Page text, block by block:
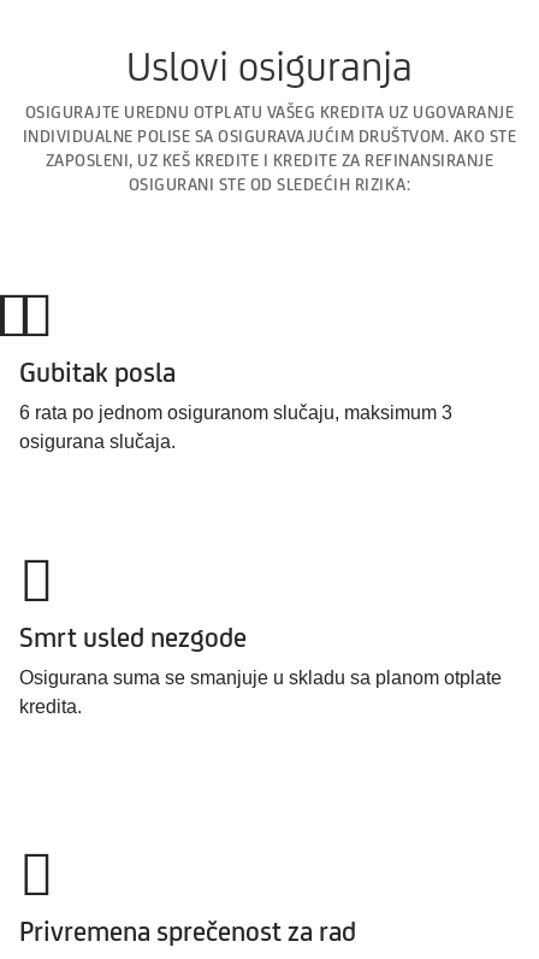
Uslovi osiguranja
OSIGURAJTE UREDNU OTPLATU VAŠEG KREDITA UZ UGOVARANJE
INDIVIDUALNE POLISE SA OSIGURAVAJUĆIM DRUŠTVOM. AKO STE
ZAPOSLENI, UZ KEŠ KREDITE I KREDITE ZA REFINANSIRANJE
OSIGURANI STE OD SLEDEĆIH RIZIKA:
Gubitak posla
6 rata po jednom osiguranom slučaju, maksimum 3
osigurana slučaja.
Smrt usled nezgode
Osigurana suma se smanjuje u skladu sa planom otplate
kredita.
Privremena sprečenost za rad